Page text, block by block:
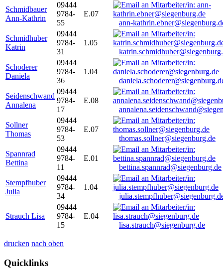
Schmidbauer
Ann-Kathrin
09444
9784-
55
E.07
ann-
Schmidhuber
Katrin
09444
9784-
31
1.05
Schoderer
Daniela
09444
9784-
36
1.04
Seidenschwand
Annalena
09444
9784-
17
E.08
Sollner
Thomas
09444
9784-
53
E.07
thomas.sollner@siegenburg.de
Spannrad
Bettina
09444
9784-
11
E.01
bettina.spannrad@siegenburg.de
Stempfhuber
Julia
09444
9784-
34
1.04
Strauch Lisa
09444
9784-
15
E.04
lisa.strauch@siegenburg.de
drucken nach oben
Quicklinks